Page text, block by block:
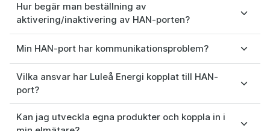
Hur begär man beställning av
aktivering/inaktivering av HAN-porten?
Min HAN-port har kommunikationsproblem?
Vilka ansvar har Luleå Energi kopplat till HAN-
port?
Kan jag utveckla egna produkter och koppla in i